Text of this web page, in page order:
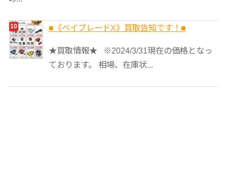
■《ベイブレードX》買取告知です！■
★買取情報★ ※2024/3/31現在の価格となっ
ております。 相場、在庫状...